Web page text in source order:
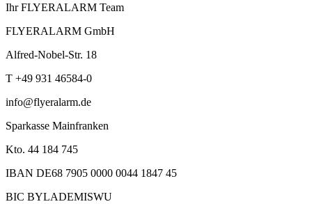
Ihr FLYERALARM Team
FLYERALARM GmbH
Alfred-Nobel-Str. 18
T +49 931 46584-0
info@flyeralarm.de
Sparkasse Mainfranken
Kto. 44 184 745
IBAN DE68 7905 0000 0044 1847 45
BIC BYLADEMISWU